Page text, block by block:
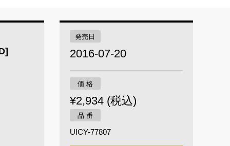
発売日
2016-07-20
価 格
¥2,934 (税込)
品 番
UICY-77807